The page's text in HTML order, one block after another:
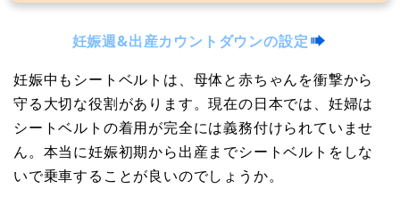
妊娠週&出産カウントダウンの設定
妊娠中もシートベルトは、母体と赤ちゃんを衝撃から
守る大切な役割があります。現在の日本では、妊婦は
シートベルトの着用が完全には義務付けられていませ
ん。本当に妊娠初期から出産までシートベルトをしな
いで乗車することが良いのでしょうか。